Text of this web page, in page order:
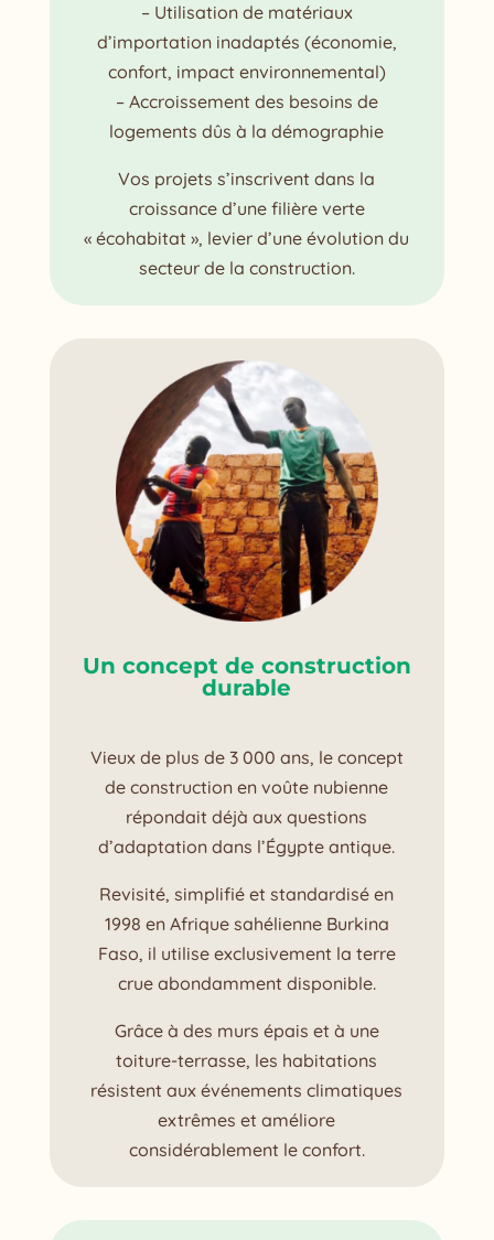
– Utilisation de matériaux
d’importation inadaptés (économie,
confort, impact environnemental)
– Accroissement des besoins de
logements dûs à la démographie
Vos projets s’inscrivent dans la
croissance d’une filière verte
« écohabitat », levier d’une évolution du
secteur de la construction.
Un concept de construction
durable
Vieux de plus de 3 000 ans, le concept
de construction en voûte nubienne
répondait déjà aux questions
d’adaptation dans l’Égypte antique.
Revisité, simplifié et standardisé en
1998 en Afrique sahélienne Burkina
Faso, il utilise exclusivement la terre
crue abondamment disponible.
Grâce à des murs épais et à une
toiture-terrasse, les habitations
résistent aux événements climatiques
extrêmes et améliore
considérablement le confort.